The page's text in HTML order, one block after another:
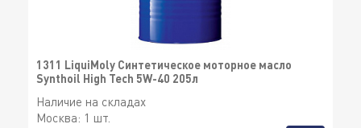
1311 LiquiMoly Синтетическое моторное масло
Synthoil High Tech 5W-40 205л
Наличие на складах
Москва: 1 шт.